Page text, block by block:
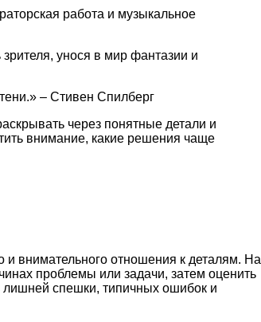
работа и музыкальное
унося в мир фантазии и
– Стивен Спилберг
через понятные детали и
внимание, какие решения чаще
и внимательного отношения к деталям. На
проблемы или задачи, затем оценить
лишней спешки, типичных ошибок и